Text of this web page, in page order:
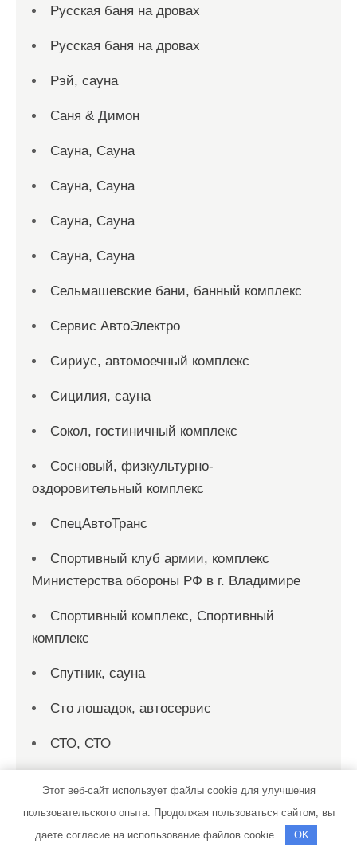
Русская баня на дровах
Русская баня на дровах
Рэй, сауна
Саня & Димон
Сауна, Сауна
Сауна, Сауна
Сауна, Сауна
Сауна, Сауна
Сельмашевские бани, банный комплекс
Сервис АвтоЭлектро
Сириус, автомоечный комплекс
Сицилия, сауна
Сокол, гостиничный комплекс
Сосновый, физкультурно-
оздоровительный комплекс
СпецАвтоТранс
Спортивный клуб армии, комплекс
Министерства обороны РФ в г. Владимире
Спортивный комплекс, Спортивный
комплекс
Спутник, сауна
Сто лошадок, автосервис
СТО, СТО
Строй Комплект Сервис
Этот веб-сайт использует файлы cookie для улучшения
пользовательского опыта. Продолжая пользоваться сайтом, вы
даете согласие на использование файлов cookie.
OK